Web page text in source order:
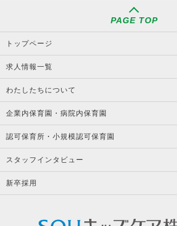
PAGE TOP
トップページ
求人情報一覧
わたしたちについて
企業内保育園・病院内保育園
認可保育所・小規模認可保育園
スタッフインタビュー
新卒採用